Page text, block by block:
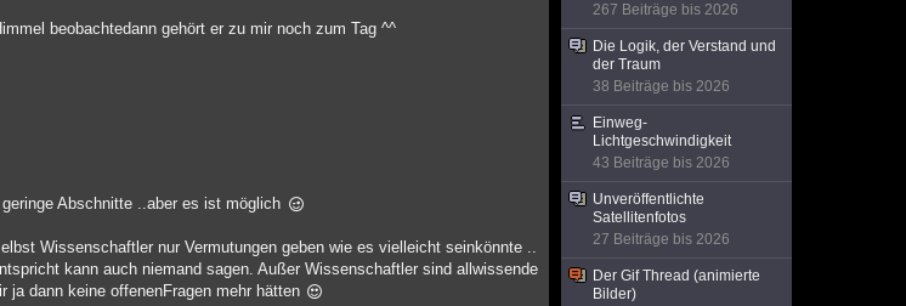
beobachtedann gehört er zu mir noch zum Tag ^^
Abschnitte ..aber es ist möglich
Wissenschaftler nur Vermutungen geben wie es vielleicht seinkönnte ..
kann auch niemand sagen. Außer Wissenschaftler sind allwissende
ja dann keine offenenFragen mehr hätten
267 Beiträge bis 2026
Die Logik, der Verstand und
der Traum
38 Beiträge bis 2026
Einweg-
Lichtgeschwindigkeit
43 Beiträge bis 2026
Unveröffentlichte
Satellitenfotos
27 Beiträge bis 2026
Der Gif Thread (animierte
Bilder)